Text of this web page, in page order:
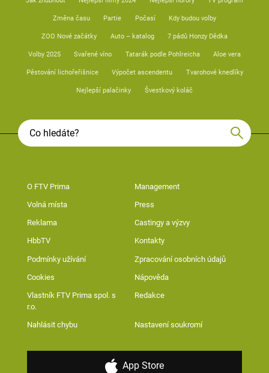
Změna času Partie Počasí Kdy budou volby
ZOO Nové začátky Auto – katalog 7 pádů Honzy Dědka
Volby 2025 Svařené víno Tatarák podle Pohlreicha Aloe vera
Pěstování lichořeřišnice Výpočet ascendentu Tvarohové knedlíky
Nejlepší palačinky Švestkový koláč
O FTV Prima Management
Volná místa Press
Reklama Castingy a výzvy
HbbTV Kontakty
Podmínky užívání Zpracování osobních údajů
Cookies Nápověda
Vlastník FTV Prima spol. s
r.o.
Redakce
Nahlásit chybu Nastavení soukromí
App Store